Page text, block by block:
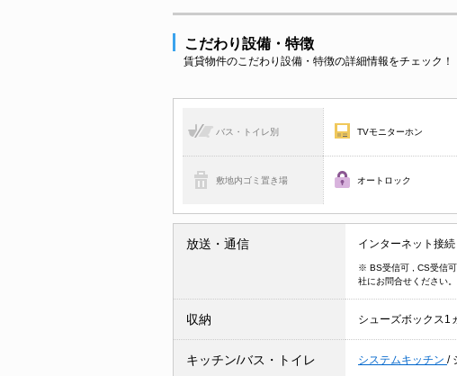
こだわり設備・特徴
賃貸物件のこだわり設備・特徴の詳細情報をチェック！
バス・トイレ別 TVモニターホン
敷地内ゴミ置き場 オートロック
放送・通信 インターネット接
※ BS受信可 , CS受信
社にお問合せください。
収納 シューズボックス1
キッチン/バス・トイレ システムキッチン /